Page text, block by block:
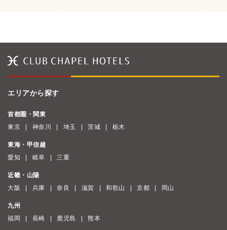
エリアから探す
首都圏・関東
東京
神奈川 埼玉 茨城 栃木
東海・甲信越
愛知
岐阜 三重
近畿・山陽
大阪
兵庫 奈良 滋賀 和歌山 京都 岡山
九州
福岡
長崎 鹿児島 熊本